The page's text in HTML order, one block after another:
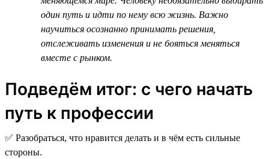
один путь и идти по нему всю жизнь. Важно
научиться осознанно принимать решения,
отслеживать изменения и не бояться меняться
вместе с рынком.
Подведём итог: с чего начать
путь к профессии
✅ Разобраться, что нравится делать и в чём есть сильные
стороны.